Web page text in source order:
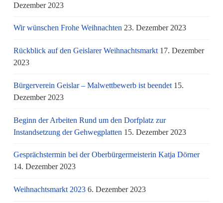
Dezember 2023
Wir wünschen Frohe Weihnachten 23. Dezember 2023
Rückblick auf den Geislarer Weihnachtsmarkt 17. Dezember
2023
Bürgerverein Geislar – Malwettbewerb ist beendet 15.
Dezember 2023
Beginn der Arbeiten Rund um den Dorfplatz zur
Instandsetzung der Gehwegplatten 15. Dezember 2023
Gesprächstermin bei der Oberbürgermeisterin Katja Dörner
14. Dezember 2023
Weihnachtsmarkt 2023 6. Dezember 2023